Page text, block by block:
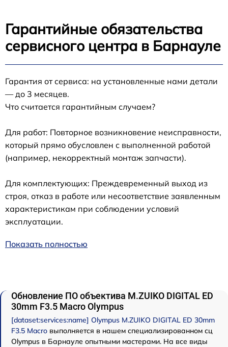
Гарантийные обязательства
сервисного центра в Барнауле
Гарантия от сервиса: на установленные нами детали
— до 3 месяцев.
Что считается гарантийным случаем?
Для работ: Повторное возникновение неисправности,
который прямо обусловлен с выполненной работой
(например, некорректный монтаж запчасти).
Для комплектующих: Преждевременный выход из
строя, отказ в работе или несоответствие заявленным
характеристикам при соблюдении условий
эксплуатации.
Показать полностью
Обновление ПО объектива M.ZUIKO DIGITAL ED
30mm F3.5 Macro Olympus
[dataset:services:name] Olympus M.ZUIKO DIGITAL ED 30mm
F3.5 Macro выполняется в нашем специализированном сц
Olympus в Барнауле опытными мастерами. На все виды